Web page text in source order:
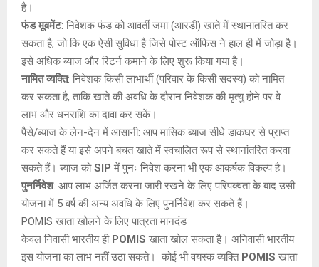
है।
फंड मूवमेंट: निवेशक फंड को आवर्ती जमा (आरडी) खाते में स्थानांतरित कर
सकता है, जो कि एक ऐसी सुविधा है जिसे पोस्ट ऑफिस ने हाल ही में जोड़ा है।
इसे अधिक ब्याज और रिटर्न कमाने के लिए शुरू किया गया है।
नामित व्यक्ति: निवेशक किसी लाभार्थी (परिवार के किसी सदस्य) को नामित
कर सकता है, ताकि खाते की अवधि के दौरान निवेशक की मृत्यु होने पर वे
लाभ और धनराशि का दावा कर सकें।
पैसे/ब्याज के लेन-देन में आसानी: आप मासिक ब्याज सीधे डाकघर से प्राप्त
कर सकते हैं या इसे अपने बचत खाते में स्वचालित रूप से स्थानांतरित करवा
सकते हैं। ब्याज कोSIP में पुनः निवेश करना भी एक आकर्षक विकल्प है।
पुनर्निवेश: आप लाभ अर्जित करना जारी रखने के लिए परिपक्वता के बाद उसी
योजना में 5 वर्ष की अन्य अवधि के लिए पुनर्निवेश कर सकते हैं।
POMIS खाता खोलने के लिए पात्रता मानदंड
केवल निवासी भारतीय ही POMIS खाता खोल सकता है। अनिवासी भारतीय
इस योजना का लाभ नहीं उठा सकते। कोई भी वयस्क व्यक्ति POMIS खाता